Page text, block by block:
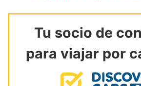
Tu socio de
para viajar por